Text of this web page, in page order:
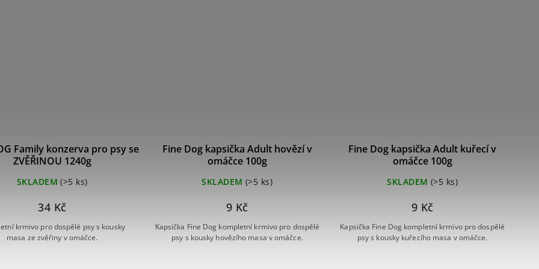
Family konzerva pro psy se
ZVĚŘINOU 1240g
SKLADEM (>5 ks)
34 Kč
krmivo pro dospělé psy s kousky
masa ze zvěřiny v omáčce.
Fine Dog kapsička Adult hovězí v
omáčce 100g
SKLADEM (>5 ks)
9 Kč
Kapsička Fine Dog kompletní krmivo pro dospělé
psy s kousky hovězího masa v omáčce.
Fine Dog kapsička Adult kuřecí v
omáčce 100g
SKLADEM (>5 ks)
9 Kč
Kapsička Fine Dog kompletní krmivo pro dospělé
psy s kousky kuřecího masa v omáčce.